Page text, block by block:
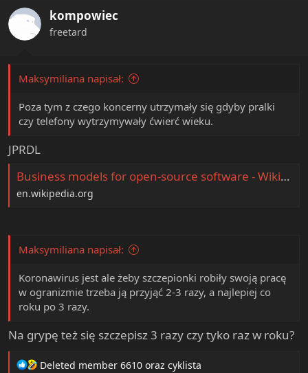
kompowiec
freetard
Maksymiliana napisał:
Poza tym z czego koncerny utrzymały się gdyby pralki
czy telefony wytrzymywały ćwierć wieku.
JPRDL
Business models for open-source software - Wikipedia
en.wikipedia.org
Maksymiliana napisał:
Koronawirus jest ale żeby szczepionki robiły swoją pracę
w ogranizmie trzeba ją przyjąć 2-3 razy, a najlepiej co
roku po 3 razy.
Na grypę też się szczepisz 3 razy czy tyko raz w roku?
R
Deleted member 6610 oraz cyklista